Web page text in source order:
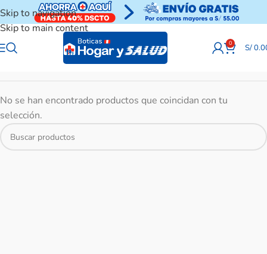
Skip to navigation
Skip to main content
0 S/
No se han encontrado productos que coincidan con tu
selección.